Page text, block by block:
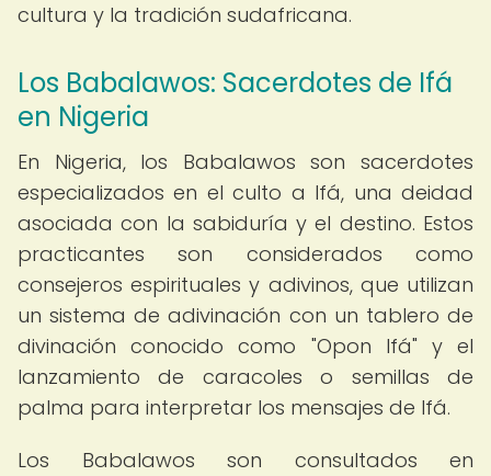
cultura y la tradición sudafricana.
Los Babalawos: Sacerdotes de Ifá
en Nigeria
En Nigeria, los Babalawos son sacerdotes
especializados en el culto a Ifá, una deidad
asociada con la sabiduría y el destino. Estos
practicantes son considerados como
consejeros espirituales y adivinos, que utilizan
un sistema de adivinación con un tablero de
divinación conocido como "Opon Ifá" y el
lanzamiento de caracoles o semillas de
palma para interpretar los mensajes de Ifá.
Los Babalawos son consultados en